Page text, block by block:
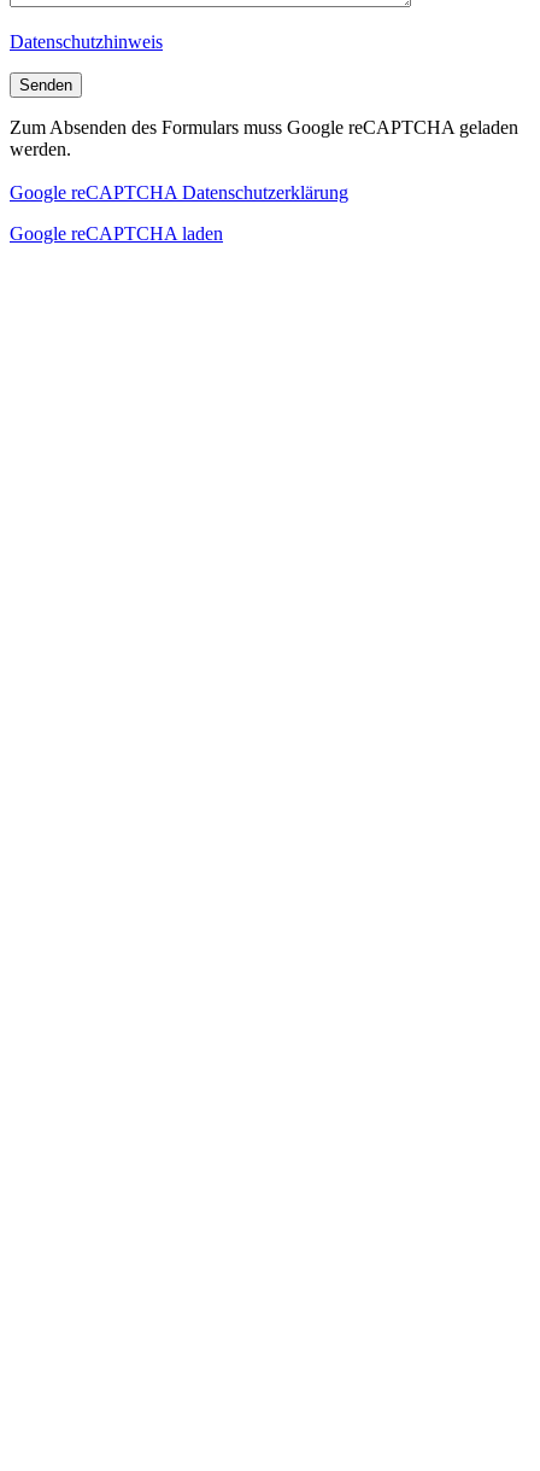
Datenschutzhinweis
Zum Absenden des Formulars muss Google reCAPTCHA geladen
werden.
Google reCAPTCHA Datenschutzerklärung
Google reCAPTCHA laden